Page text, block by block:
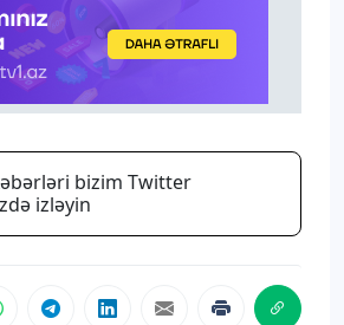
bizim Twitter
izləyin